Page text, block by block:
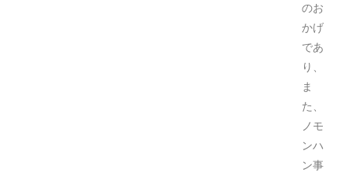
のお
かげ
であ
り、
ま
た、
ノモ
ンハ
ン事